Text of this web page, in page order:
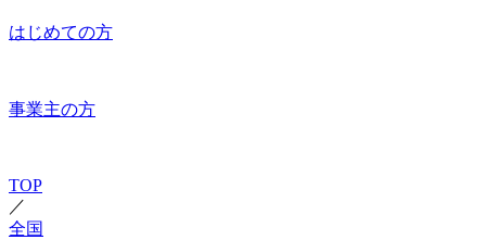
はじめての方
事業主の方
TOP
／
全国